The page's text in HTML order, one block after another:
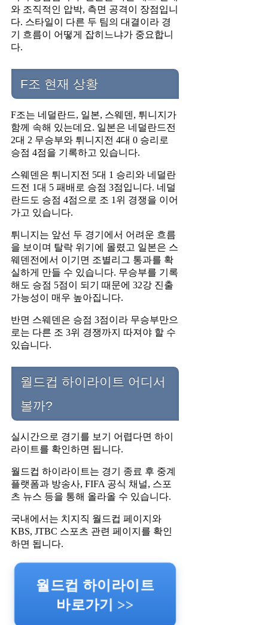
와 조직적인 압박, 측면 공격이 장점입니
다. 스타일이 다른 두 팀의 대결이라 경
기 흐름이 어떻게 잡히느냐가 중요합니
다.
F조 현재 상황
F조는 네덜란드, 일본, 스웨덴, 튀니지가
함께 속해 있는데요. 일본은 네덜란드전
2대 2 무승부와 튀니지전 4대 0 승리로
승점 4점을 기록하고 있습니다.
스웨덴은 튀니지전 5대 1 승리와 네덜란
드전 1대 5 패배로 승점 3점입니다. 네덜
란드도 승점 4점으로 조 1위 경쟁을 이어
가고 있습니다.
튀니지는 앞선 두 경기에서 어려운 흐름
을 보이며 탈락 위기에 몰렸고 일본은 스
웨덴전에서 이기면 조별리그 통과를 확
실하게 만들 수 있습니다. 무승부를 기록
해도 승점 5점이 되기 때문에 32강 진출
가능성이 매우 높아집니다.
반면 스웨덴은 승점 3점이라 무승부만으
로는 다른 조 3위 경쟁까지 따져야 할 수
있습니다.
월드컵 하이라이트 어디서
볼까?
실시간으로 경기를 보기 어렵다면 하이
라이트를 확인하면 됩니다.
월드컵 하이라이트는 경기 종료 후 중계
플랫폼과 방송사, FIFA 공식 채널, 스포
츠 뉴스 등을 통해 올라올 수 있습니다.
국내에서는 치지직 월드컵 페이지와
KBS, JTBC 스포츠 관련 페이지를 확인
하면 됩니다.
월드컵 하이라이트
바로가기 >>